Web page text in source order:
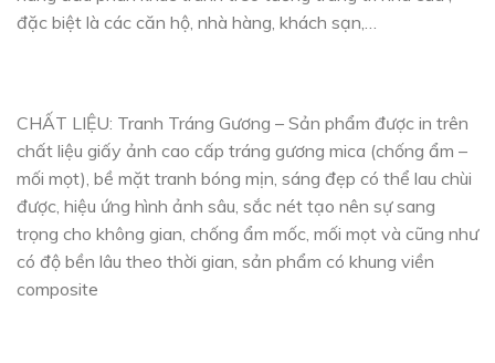
đặc biệt là các căn hộ, nhà hàng, khách sạn,…
CHẤT LIỆU: Tranh Tráng Gương – Sản phẩm được in trên
chất liệu giấy ảnh cao cấp tráng gương mica (chống ẩm –
mối mọt), bề mặt tranh bóng mịn, sáng đẹp có thể lau chùi
được, hiệu ứng hình ảnh sâu, sắc nét tạo nên sự sang
trọng cho không gian, chống ẩm mốc, mối mọt và cũng như
có độ bền lâu theo thời gian, sản phẩm có khung viền
composite